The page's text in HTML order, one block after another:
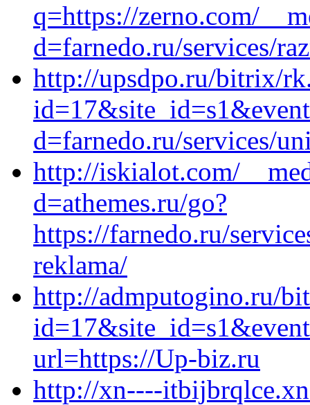
q=https://zerno.com/
d=farnedo.ru/services/
http://upsdpo.ru/bitrix/
d=farnedo.ru/services/
http://iskialot.com/
d=athemes.ru/go?
https://farnedo.ru/
reklama/
http://admputogino.ru/
url=https://Up-biz.ru
http://xn----